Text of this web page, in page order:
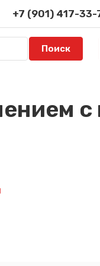
+7 (901) 417-33-
с